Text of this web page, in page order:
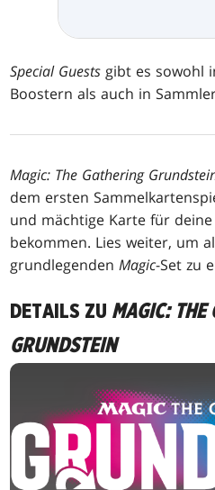
Special Guests gibt es sowohl
Boostern als auch in
Magic: The Gathering
dem ersten
und mächtige Karte für
bekommen. Lies weiter, um
grundlegendenMagic-Set zu
DETAILS ZU MAGIC: THE
GRUNDSTEIN